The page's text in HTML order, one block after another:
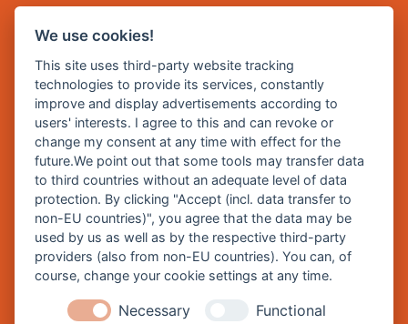
E Mail:
Zentrale Webseite der Stadt Burghausen:
www.burghausen.de
Burghausen in leichter Sprache
So funktioniert burghausen.de
Inhalte von burghausen.de
We use cookies!
This site uses third-party website tracking
technologies to provide its services, constantly
improve and display advertisements according to
users' interests. I agree to this and can revoke or
change my consent at any time with effect for the
future.We point out that some tools may transfer data
to third countries without an adequate level of data
protection. By clicking "Accept (incl. data transfer to
non-EU countries)", you agree that the data may be
used by us as well as by the respective third-party
providers (also from non-EU countries). You can, of
course, change your cookie settings at any time.
Necessary Functional